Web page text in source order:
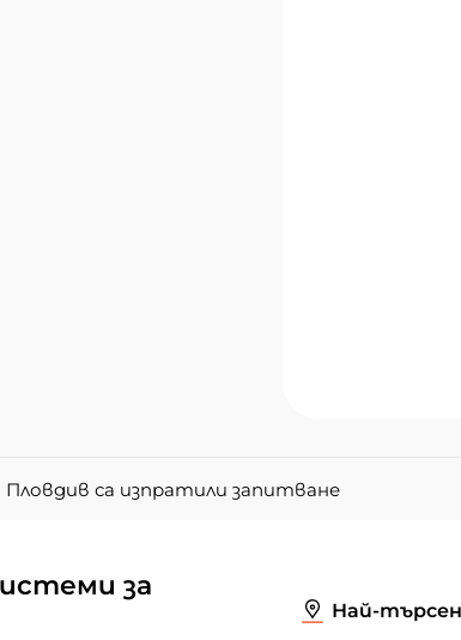
са изпратили запитване
за
Най-